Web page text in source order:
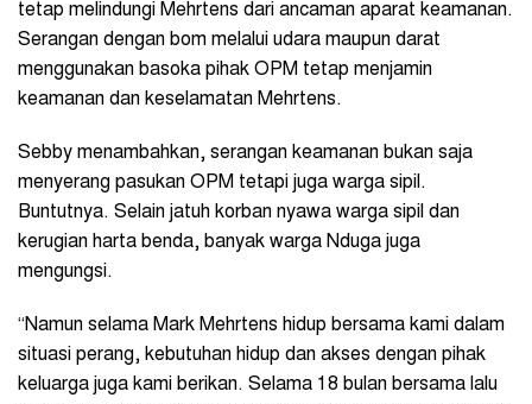
tetap melindungi Mehrtens dari ancaman aparat keamanan.
Serangan dengan bom melalui udara maupun darat
menggunakan basoka pihak OPM tetap menjamin
keamanan dan keselamatan Mehrtens.
Sebby menambahkan, serangan keamanan bukan saja
menyerang pasukan OPM tetapi juga warga sipil.
Buntutnya. Selain jatuh korban nyawa warga sipil dan
kerugian harta benda, banyak warga Nduga juga
mengungsi.
“Namun selama Mark Mehrtens hidup bersama kami dalam
situasi perang, kebutuhan hidup dan akses dengan pihak
keluarga juga kami berikan. Selama 18 bulan bersama lalu